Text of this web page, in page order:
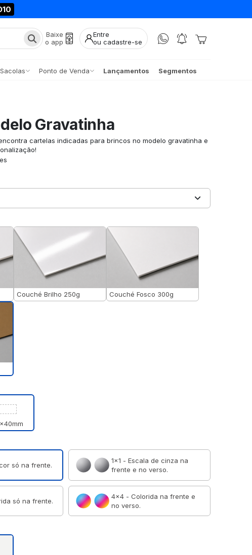
Baixe
o app
Entre
ou cadastre-se
Ponto de Venda Lançamentos Segmentos
Gravatinha
cartelas indicadas para brincos no modelo gravatinha e
Couché Brilho 250g Couché Fosco 300g
só na frente.
1×1 - Escala de cinza na
frente e no verso.
só na frente.
4×4 - Colorida na frente e
no verso.